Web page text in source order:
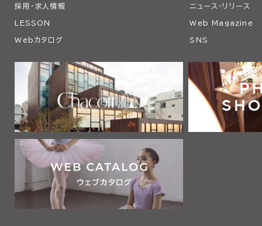
採用・求人情報 ニュース・リリース
LESSON Web Magazine
Webカタログ SNS